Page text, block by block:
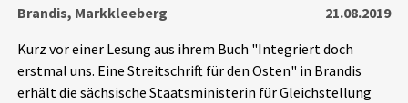
Schlaglichter
Brandis, Markkleeberg
21.08.2019
Kurz vor einer Lesung aus ihrem Buch "Integriert doch
erstmal uns. Eine Streitschrift für den Osten" in Brandis
erhält die sächsische Staatsministerin für Gleichstellung